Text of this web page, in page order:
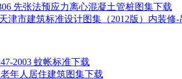
先张法预应力离心混凝土管桩图集下载
天津市建筑标准设计图集（2012版）内装修
2003 蚊帐标准下载
老年人居住建筑图集下载